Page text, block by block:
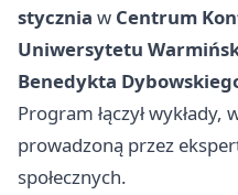
stycznia w Centrum
Uniwersytetu
Benedykta
Program łączył
prowadzoną przez
społecznych.